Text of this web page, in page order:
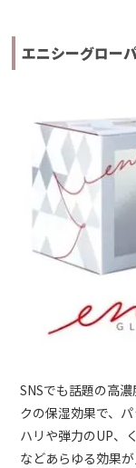
エニシーグロー
SNSでも話題の高
クの保湿効果で、
ハリや弾力のUP、
などあらゆる効果